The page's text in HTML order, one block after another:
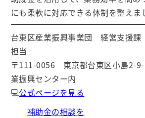
にも柔軟に対応できる体制を整えま
台東区産業振興事業団 経営支援
担当
〒111-0056 東京都台東区小島2-9-
業振興センター内
💻公式ページを見る
補助金の相談を